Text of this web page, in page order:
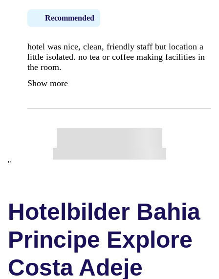
Recommended
hotel was nice, clean, friendly staff but location a
little isolated. no tea or coffee making facilities in
the room.
Show more
"
Hotelbilder Bahia
Principe Explore
Costa Adeje